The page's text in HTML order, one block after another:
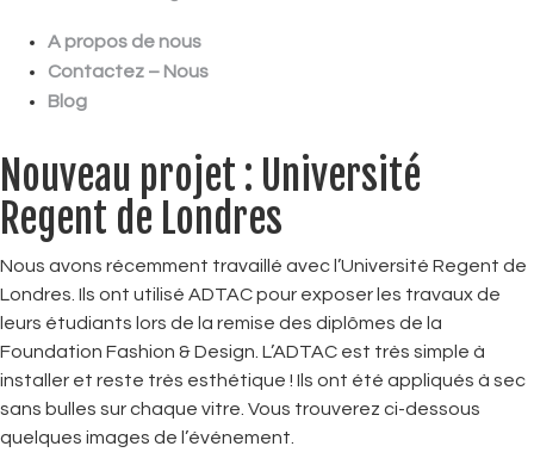
A propos de nous
Contactez – Nous
Blog
Nouveau projet : Université
Regent de Londres
Nous avons récemment travaillé avec l’Université Regent de
Londres. Ils ont utilisé ADTAC pour exposer les travaux de
leurs étudiants lors de la remise des diplômes de la
Foundation Fashion & Design. L’ADTAC est très simple à
installer et reste très esthétique ! Ils ont été appliqués à sec
sans bulles sur chaque vitre. Vous trouverez ci-dessous
quelques images de l’événement.